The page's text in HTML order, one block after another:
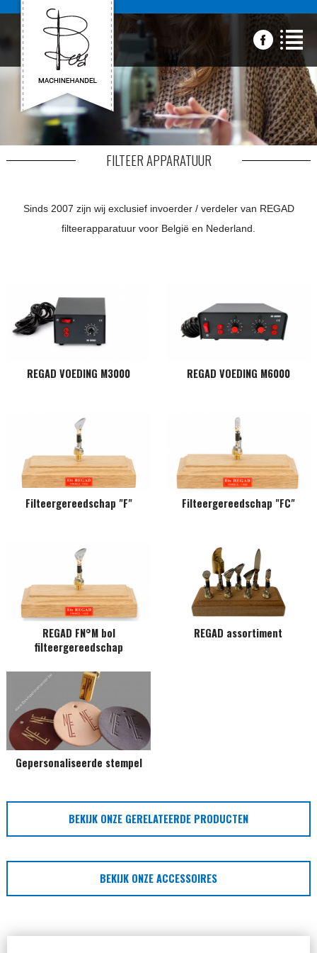
FILTEER APPARATUUR
Sinds 2007 zijn wij exclusief invoerder / verdeler van REGAD
filteerapparatuur voor België en Nederland.
REGAD VOEDING M3000 REGAD VOEDING M6000
Filteergereedschap "F" Filteergereedschap "FC"
REGAD FN°M bol
filteergereedschap
REGAD assortiment
Gepersonaliseerde stempel
BEKIJK ONZE GERELATEERDE PRODUCTEN
BEKIJK ONZE ACCESSOIRES